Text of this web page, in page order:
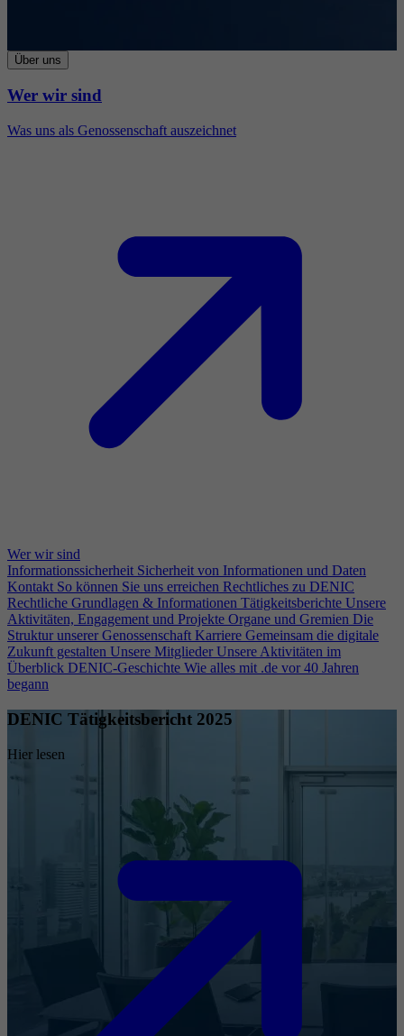
Über uns
Wer wir sind
Was uns als Genossenschaft auszeichnet
Wer wir sind
Informationssicherheit Sicherheit von Informationen und Daten
Kontakt So können Sie uns erreichen Rechtliches zu DENIC
Rechtliche Grundlagen & Informationen Tätigkeitsberichte Unsere
Aktivitäten, Engagement und Projekte Organe und Gremien Die
Struktur unserer Genossenschaft Karriere Gemeinsam die digitale
Zukunft gestalten Unsere Mitglieder Unsere Aktivitäten im
Überblick DENIC-Geschichte Wie alles mit .de vor 40 Jahren
begann
DENIC Tätigkeitsbericht 2025
Hier lesen